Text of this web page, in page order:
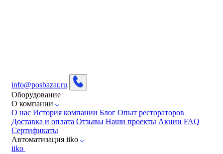
info@posbazar.ru
Оборудование
О компании
О нас История компании Блог Опыт рестораторов
Доставка и оплата Отзывы Наши проекты Акции FAQ
Сертификаты
Автоматизация iiko
iiko